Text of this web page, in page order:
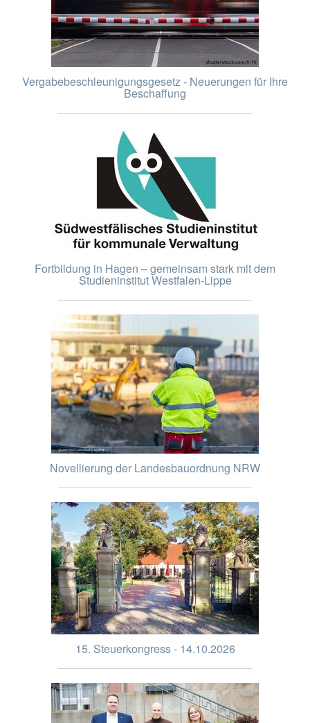
Vergabebeschleunigungsgesetz - Neuerungen für Ihre
Beschaffung
Fortbildung in Hagen – gemeinsam stark mit dem
Studieninstitut Westfalen-Lippe
Novellierung der Landesbauordnung NRW
15. Steuerkongress - 14.10.2026